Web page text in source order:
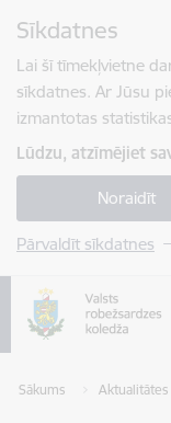
Sīkdatnes
Lai šī tīmekļvietne
sīkdatnes. Ar Jūsu
izmantotas
Lūdzu, atzīmējiet
Noraidīt
Pārvaldīt sīkdatnes
Sākums Aktualitātes